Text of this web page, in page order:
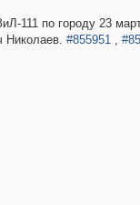
111 по городу 23
Николаев. #855951,